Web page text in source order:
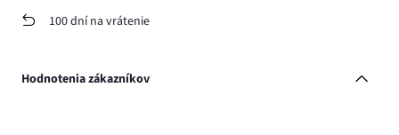
100 dní na vrátenie
Hodnotenia zákazníkov